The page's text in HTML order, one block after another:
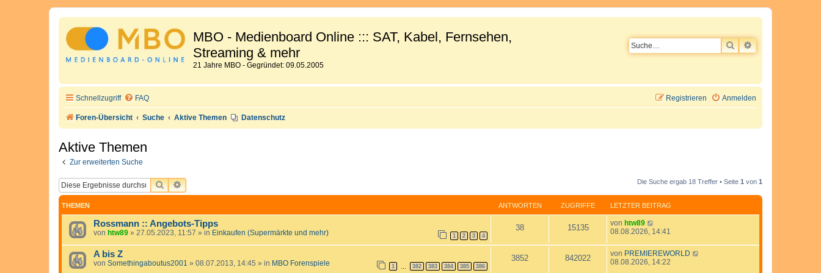
MBO - Medienboard Online ::: SAT, Kabel, Fernsehen,
Streaming & mehr
21 Jahre MBO - Gegründet: 09.05.2005
SUCHEERWEITERTE
Schnellzugriff FAQ Anmelden
Registrieren
Foren-Übersicht Suche Aktive Themen Datenschutz
Aktive Themen
Zur erweiterten Suche
SUCHEERWEITERTE SUCHE Die Suche ergab 18 Treffer • Seite 1 von 1
THEMEN ANTWORTEN ZUGRIFFE LETZTER BEITRAG
Rossmann :: Angebots-Tipps
von htw89 » 27.05.2023, 11:57 » in Einkaufen (Supermärkte und mehr) 1 2 3 4
38A
n
t
15135Z
u
g
L
e
z
t
e
von htw89
08.08.2026, 14:41
A bis Z
von Somethingaboutus2001 » 08.07.2013, 14:45 » in MBO Forenspiele 1 … 382 383 384 385 386
3852A
842022Z
L
e
von PREMIEREWORLD
08.08.2026, 14:22